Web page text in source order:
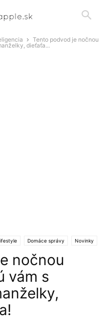
Tento podvod je nočnou
dieťaťa...
Domáce správy Novinky
nočnou
vám s